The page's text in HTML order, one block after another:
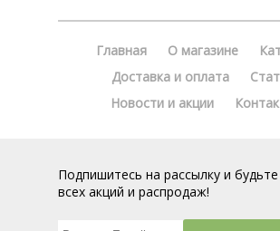
Главная О магазине
Доставка и оплата
Новости и акции
Подпишитесь на рассылку и будьте
всех акций и распродаж!